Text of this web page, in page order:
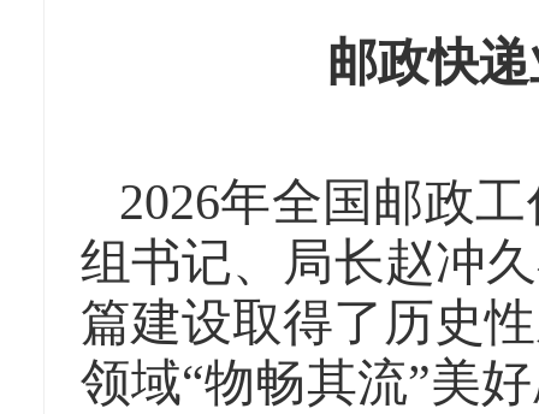
邮政快
2026年全国邮政
组书记、局长赵冲
篇建设取得了历史
领域“物畅其流”美